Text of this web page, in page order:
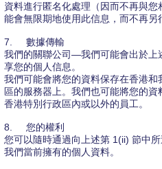
資料進行匿名化處理（因而不再與
能會無限期地使用此信息，而不再另
7.
數據傳輸
我們的關聯公司—我們可能會出於上
享您的個人信息。
我們可能會將您的資料保存在香港
區的服務器上。我們也可能將您的
香港特別行政區內或以外的員工。
8.
您的權利
您可以隨時通過向上述第 1(ii) 節中
我們當前擁有的個人資料。